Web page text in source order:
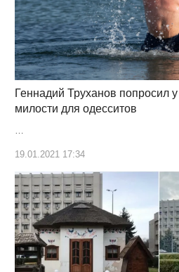
Геннадий Труханов попросил
милости для одесситов
19.01.2021 17:34